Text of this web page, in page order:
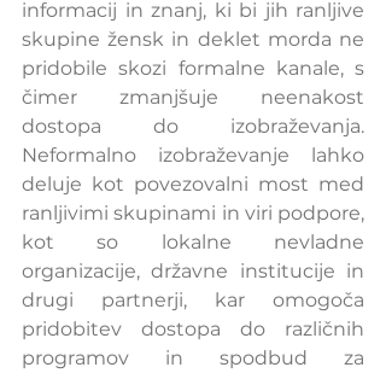
informacij in znanj, ki bi jih ranljive
skupine žensk in deklet morda ne
pridobile skozi formalne kanale, s
čimer zmanjšuje neenakost
dostopa do izobraževanja.
Neformalno izobraževanje lahko
deluje kot povezovalni most med
ranljivimi skupinami in viri podpore,
kot so lokalne nevladne
organizacije, državne institucije in
drugi partnerji, kar omogoča
pridobitev dostopa do različnih
programov in spodbud za